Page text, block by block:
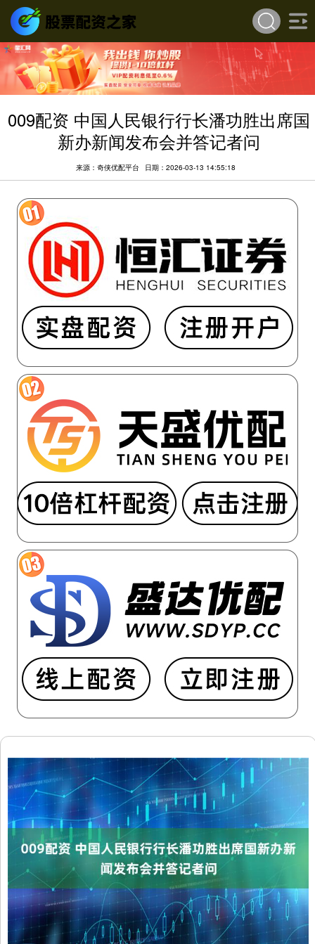
009配资 中国人民银行行长潘功胜出席国
新办新闻发布会并答记者问
来源：奇侠优配平台 日期：2026-03-13 14:55:18